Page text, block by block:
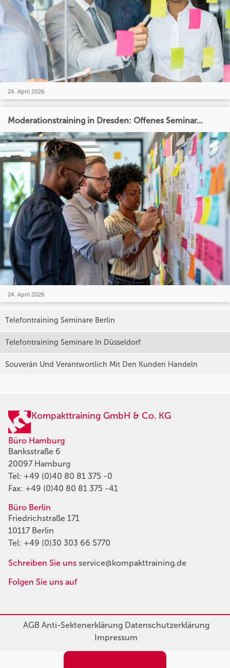
24. April 2026
Moderationstraining in Dresden: Offenes Seminar...
24. April 2026
Telefontraining Seminare Berlin
Telefontraining Seminare In Düsseldorf
Souverän Und Verantwortlich Mit Den Kunden Handeln
Kompakttraining GmbH & Co. KG
Büro Hamburg
Banksstraße 6
20097 Hamburg
Tel: +49 (0)40 80 81 375 -0
Fax: +49 (0)40 80 81 375 -41
Büro Berlin
Friedrichstraße 171
10117 Berlin
Tel: +49 (0)30 303 66 5770
Schreiben Sie uns service@kompakttraining.de
Folgen Sie uns auf
AGBAnti-SektenerklärungDatenschutzerklärung
Impressum